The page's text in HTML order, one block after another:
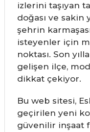
izlerini taşıyan
doğası ve sakin
şehrin
isteyenler için
noktası. Son
gelişen ilçe,
dikkat çekiyor.
Bu web sitesi,
geçirilen yeni
güvenilir inşaat